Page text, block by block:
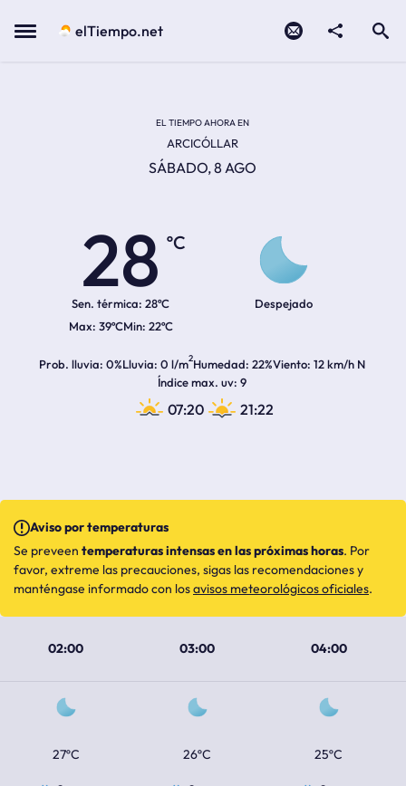
Menu elTiempo.net
EL TIEMPO AHORA EN
ARCICÓLLAR
SÁBADO, 8 AGO
28
ºC
Sen. térmica: 28ºC
39ºC 22ºC
Despejado
Prob. lluvia 0%Lluvia 0 l/m2Humedad 22%Viento 12 km/h N
Índice max. uv 9
07:20 21:22
02:00 03:00 04:00
27ºC 26ºC 25ºC
Aviso por temperaturas
Se preveen temperaturas intensas en las próximas horas. Por
favor, extreme las precauciones, sigas las recomendaciones y
manténgase informado con losavisos meteorológicos oficiales.